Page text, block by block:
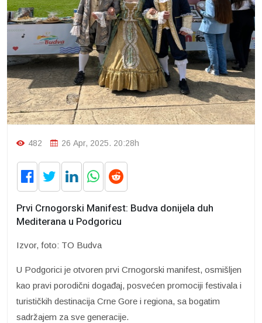
482 26 Apr, 2025. 20:28h
Prvi Crnogorski Manifest: Budva donijela duh
Mediterana u Podgoricu
Izvor, foto: TO Budva
U Podgorici je otvoren prvi Crnogorski manifest, osmišljen
kao pravi porodični događaj, posvećen promociji festivala i
turističkih destinacija Crne Gore i regiona, sa bogatim
sadržajem za sve generacije.